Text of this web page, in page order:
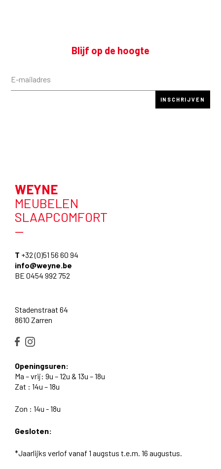
Blijf op de hoogte
WEYNE
MEUBELEN
SLAAPCOMFORT
—
T +32 (0)51 56 60 94
info@weyne.be
BE 0454 992 752
Stadenstraat 64
8610 Zarren
Openingsuren:
Ma – vrij: 9u – 12u & 13u – 18u
Zat : 14u – 18u
Zon : 14u - 18u
Gesloten:
*Jaarlijks verlof vanaf 1 augstus t.e.m. 16 augustus.